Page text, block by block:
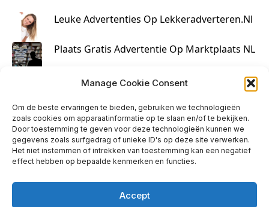
Manage Cookie Consent
Om de beste ervaringen te bieden, gebruiken we technologieën
zoals cookies om apparaatinformatie op te slaan en/of te bekijken.
Door toestemming te geven voor deze technologieën kunnen we
gegevens zoals surfgedrag of unieke ID's op deze site verwerken.
Het niet instemmen of intrekken van toestemming kan een negatief
effect hebben op bepaalde kenmerken en functies.
Accept
Leuke Advertenties Op Lekkeradverteren.nl
Plaats Gratis Advertentie Op Marktplaats NL
Kruisbestuiving Voor Succesvolle Marketing